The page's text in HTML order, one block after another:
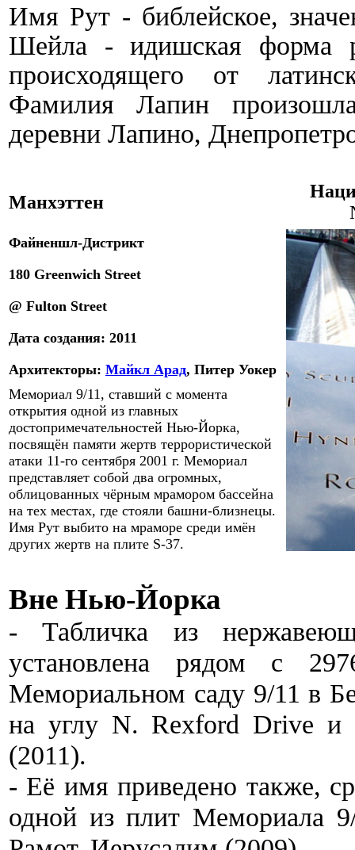
Имя Рут - библейское,
Шейла - идишская форма
происходящего от
Фамилия Лапин
деревни Лапино,
Манхэттен
Файненшл-Дистрикт
180 Greenwich Street
@ Fulton Street
Дата создания: 2011
Архитекторы: Майкл Арад, Питер Уокер
Мемориал 9/11, ставший с момента
открытия одной из главных
достопримечательностей Нью-Йорка,
посвящён памяти жертв террористической
атаки 11-го сентября 2001 г. Мемориал
представляет собой два огромных,
облицованных чёрным мрамором бассейна
на тех местах, где стояли башни-близнецы.
Имя Рут выбито на мраморе среди имён
других жертв на плите S-37.
Вне Нью-Йорка
- Табличка из
установлена рядом с
Мемориальном саду 9/11 в
на углу N. Rexford Drive и
(2011).
- Её имя приведено также,
одной из плит Мемориала